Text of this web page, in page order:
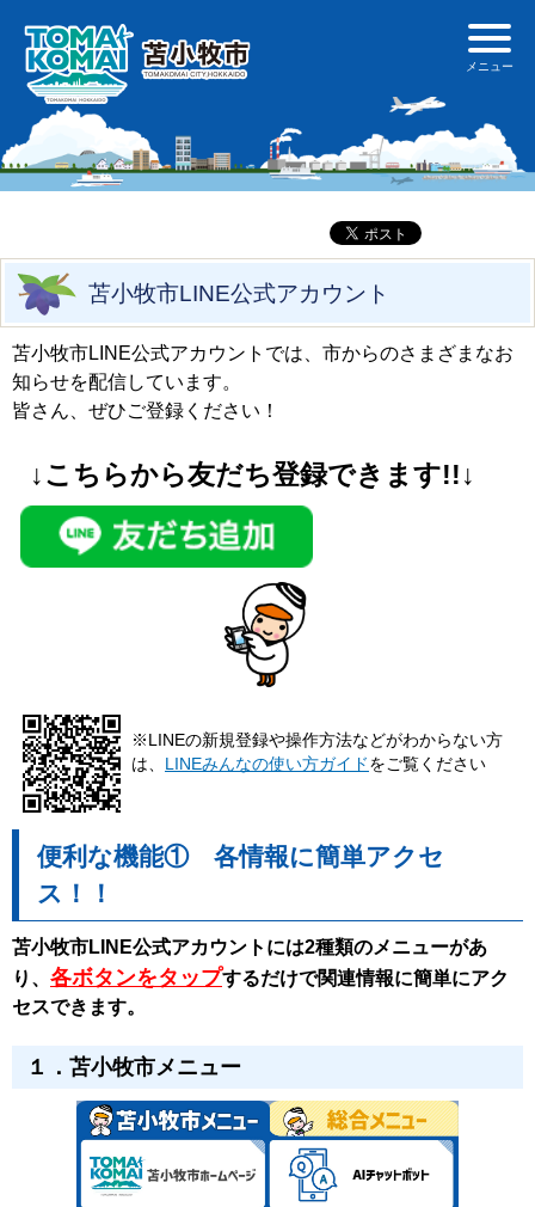
苫小牧市LINE公式アカウント
苫小牧市LINE公式アカウントでは、市からのさまざまなお
知らせを配信しています。
皆さん、ぜひご登録ください！
↓こちらから友だち登録できます!!↓
※LINEの新規登録や操作方法などがわからない方
は、 LINEみんなの使い方ガイドをご覧ください
便利な機能① 各情報に簡単アクセ
ス！！
苫小牧市LINE公式アカウントには2種類のメニューがあ
り、 各ボタンをタップするだけで関連情報に簡単にアク
セスできます。
１．苫小牧市メニュー